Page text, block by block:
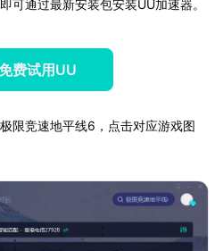
可通过最新安装包安装UU加速器。
费试用UU
限竞速地平线6，点击对应游戏图